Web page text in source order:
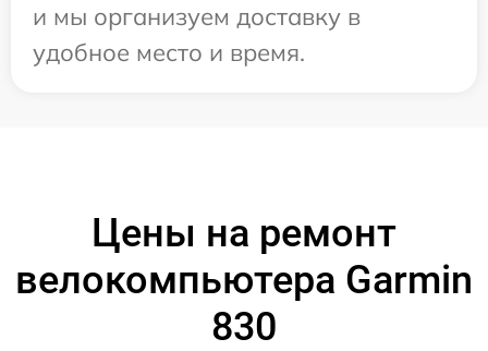
и мы организуем доставку в
удобное место и время.
Цены на ремонт
велокомпьютера Garmin
830